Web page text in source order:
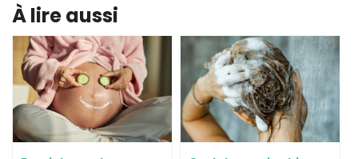
À lire aussi